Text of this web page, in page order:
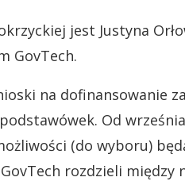
jest Justyna
GovTech.
na dofinansowanie
Od
(do wyboru)
rozdzieli między